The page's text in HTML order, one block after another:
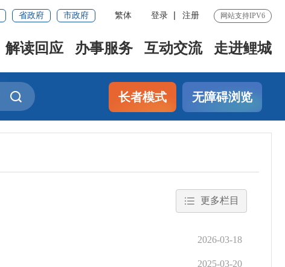
省政府 市政府 繁体 登录 注册 网站支持IPV6
解读回应 办事服务 互动交流 走进鲤城
长者模式 无障碍浏览
更多栏目
2026-03-18
2025-03-20